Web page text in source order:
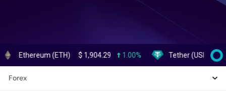
(ETH) $1,904.29 1.00% Tether (USDT) $
Forex